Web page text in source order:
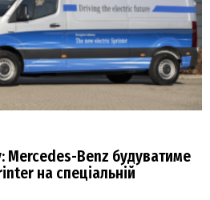
Mercedes-Benz будуватиме
на спеціальній